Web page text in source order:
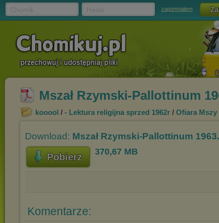
zapomniałem
Mszał Rzymski-Pallottinum
kooool / - Lektura religijna sprzed 1962r / Ofiara Mszy
Download: Mszał Rzymski-Pallottinum
Pobierz 370,67 MB
Komentarze: